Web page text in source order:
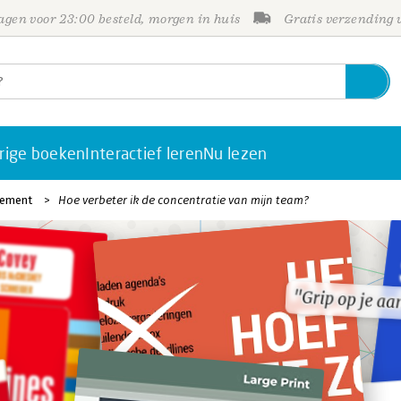
voor 23:00 besteld, morgen in huis Gratis verzending
boekenInteractief lerenNu lezen
Hoe verbeter ik de concentratie van mijn team?
"Grip op je
"Grip op je